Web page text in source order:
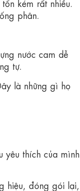
kém rất nhiều.
phân.
nước cam dễ
tự.
là những gì họ
yêu thích của mình
hiệu, đóng gói lại,